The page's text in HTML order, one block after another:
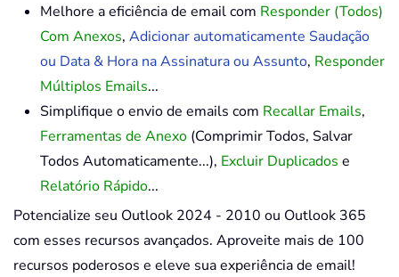
Melhore a eficiência de email com Responder (Todos)
Com Anexos, Adicionar automaticamente Saudação
ou Data & Hora na Assinatura ou Assunto, Responder
Múltiplos Emails...
Simplifique o envio de emails com Recallar Emails,
Ferramentas de Anexo (Comprimir Todos, Salvar
Todos Automaticamente...), Excluir Duplicados e
Relatório Rápido...
Potencialize seu Outlook 2024 - 2010 ou Outlook 365
com esses recursos avançados. Aproveite mais de 100
recursos poderosos e eleve sua experiência de email!